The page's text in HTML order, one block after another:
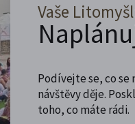
Vaše
Podívejte se, co se
návštěvy děje.
toho, co máte rádi.